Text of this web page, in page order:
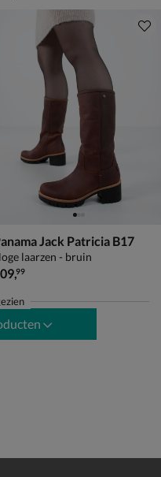
Jack Patricia B17
laarzen - bruin
,99